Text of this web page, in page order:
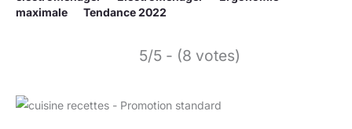
maximale
Tendance 2022
5/5 - (8 votes)